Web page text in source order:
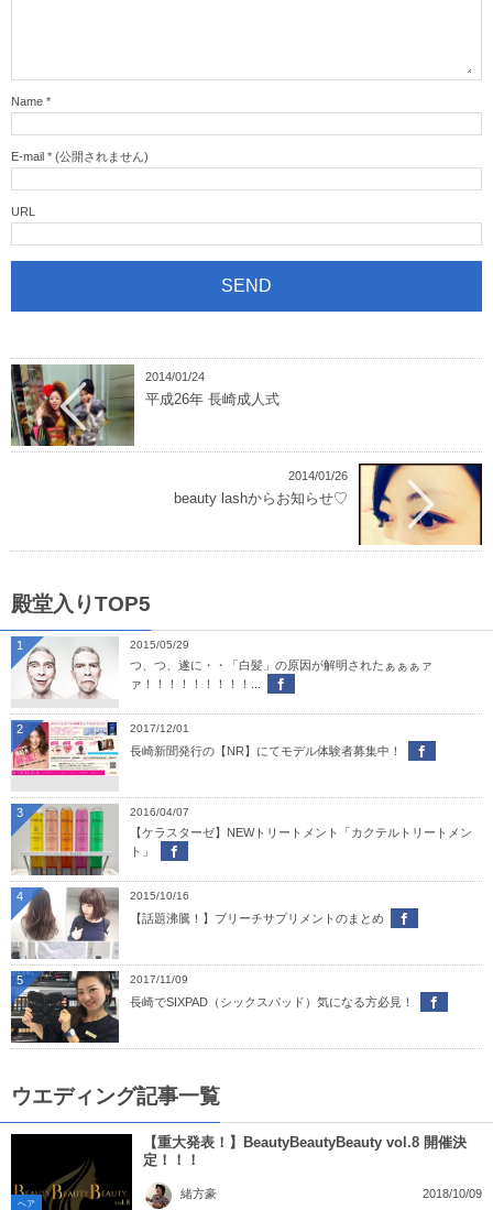
Name *
E-mail * (公開されません)
URL
2014/01/24
平成26年 長崎成人式
2014/01/26
beauty lashからお知らせ♡
殿堂入りTOP5
2015/05/29
つ、つ、遂に・・「白髪」の原因が解明されたぁぁぁァ
ァ！！！！！！！！！...
1
2017/12/01
長崎新聞発行の【NR】にてモデル体験者募集中！
2
2016/04/07
【ケラスターゼ】NEWトリートメント「カクテルトリートメン
ト」
3
2015/10/16
【話題沸騰！】ブリーチサプリメントのまとめ
4
2017/11/09
長崎でSIXPAD（シックスパッド）気になる方必見！
5
ウエディング記事一覧
ヘア
【重大発表！】BeautyBeautyBeauty vol.8 開催決
定！！！
緒方豪 2018/10/09